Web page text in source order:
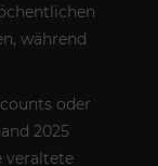
während
oder
2025
veraltete